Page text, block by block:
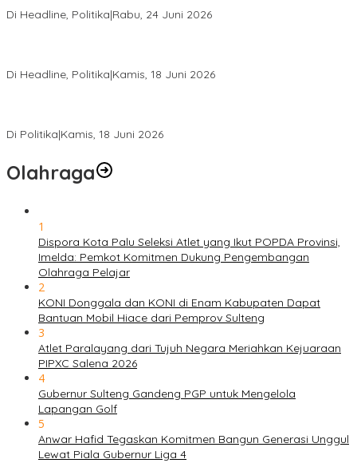
Di Headline, Politika|Rabu, 24 Juni 2026
Di Headline, Politika|Kamis, 18 Juni 2026
Di Politika|Kamis, 18 Juni 2026
Olahraga
1
Dispora Kota Palu Seleksi Atlet yang Ikut POPDA Provinsi,
Imelda: Pemkot Komitmen Dukung Pengembangan
Olahraga Pelajar
2
KONI Donggala dan KONI di Enam Kabupaten Dapat
Bantuan Mobil Hiace dari Pemprov Sulteng
3
Atlet Paralayang dari Tujuh Negara Meriahkan Kejuaraan
PIPXC Salena 2026
4
Gubernur Sulteng Gandeng PGP untuk Mengelola
Lapangan Golf
5
Anwar Hafid Tegaskan Komitmen Bangun Generasi Unggul
Lewat Piala Gubernur Liga 4